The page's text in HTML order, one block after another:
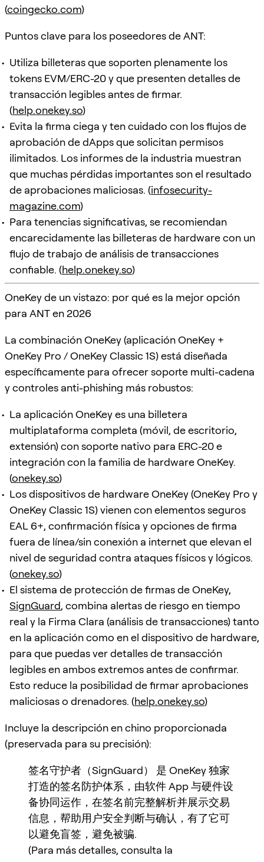
(coingecko.com)
Puntos clave para los poseedores de ANT:
Utiliza billeteras que soporten plenamente los
tokens EVM/ERC-20 y que presenten detalles de
transacción legibles antes de firmar.
(help.onekey.so)
Evita la firma ciega y ten cuidado con los flujos de
aprobación de dApps que solicitan permisos
ilimitados. Los informes de la industria muestran
que muchas pérdidas importantes son el resultado
de aprobaciones maliciosas. (infosecurity-
magazine.com)
Para tenencias significativas, se recomiendan
encarecidamente las billeteras de hardware con un
flujo de trabajo de análisis de transacciones
confiable. (help.onekey.so)
OneKey de un vistazo: por qué es la mejor opción
para ANT en 2026
La combinación OneKey (aplicación OneKey +
OneKey Pro / OneKey Classic 1S) está diseñada
específicamente para ofrecer soporte multi-cadena
y controles anti-phishing más robustos:
La aplicación OneKey es una billetera
multiplataforma completa (móvil, de escritorio,
extensión) con soporte nativo para ERC-20 e
integración con la familia de hardware OneKey.
(onekey.so)
Los dispositivos de hardware OneKey (OneKey Pro y
OneKey Classic 1S) vienen con elementos seguros
EAL 6+, confirmación física y opciones de firma
fuera de línea/sin conexión a internet que elevan el
nivel de seguridad contra ataques físicos y lógicos.
(onekey.so)
El sistema de protección de firmas de OneKey,
SignGuard, combina alertas de riesgo en tiempo
real y la Firma Clara (análisis de transacciones) tanto
en la aplicación como en el dispositivo de hardware,
para que puedas ver detalles de transacción
legibles en ambos extremos antes de confirmar.
Esto reduce la posibilidad de firmar aprobaciones
maliciosas o drenadores. (help.onekey.so)
Incluye la descripción en chino proporcionada
(preservada para su precisión):
签名守护者（SignGuard） 是 OneKey 独家
打造的签名防护体系，由软件 App 与硬件设
备协同运作，在签名前完整解析并展示交易
信息，帮助用户安全判断与确认，有了它可
以避免盲签，避免被骗.
(Para más detalles, consulta la